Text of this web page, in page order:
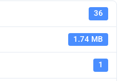
36
1.74 MB
1